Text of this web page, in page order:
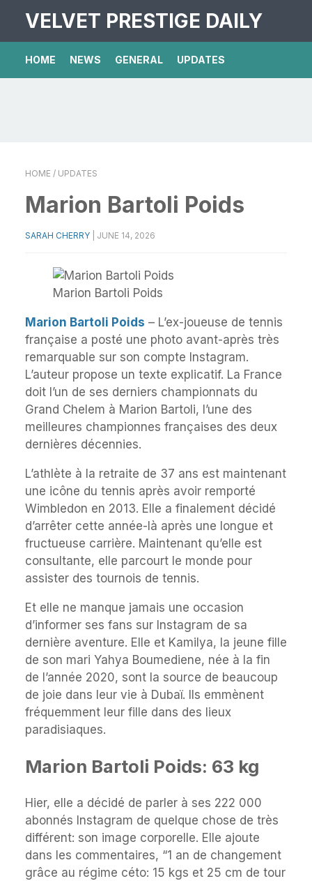
VELVET PRESTIGE DAILY
HOME NEWS GENERAL UPDATES
HOME / UPDATES
Marion Bartoli Poids
SARAH CHERRY JUNE 14, 2026
Marion Bartoli Poids
Marion Bartoli Poids – L’ex-joueuse de tennis
française a posté une photo avant-après très
remarquable sur son compte Instagram.
L’auteur propose un texte explicatif. La France
doit l’un de ses derniers championnats du
Grand Chelem à Marion Bartoli, l’une des
meilleures championnes françaises des deux
dernières décennies.
L’athlète à la retraite de 37 ans est maintenant
une icône du tennis après avoir remporté
Wimbledon en 2013. Elle a finalement décidé
d’arrêter cette année-là après une longue et
fructueuse carrière. Maintenant qu’elle est
consultante, elle parcourt le monde pour
assister des tournois de tennis.
Et elle ne manque jamais une occasion
d’informer ses fans sur Instagram de sa
dernière aventure. Elle et Kamilya, la jeune fille
de son mari Yahya Boumediene, née à la fin
de l’année 2020, sont la source de beaucoup
de joie dans leur vie à Dubaï. Ils emmènent
fréquemment leur fille dans des lieux
paradisiaques.
Marion Bartoli Poids: 63 kg
Hier, elle a décidé de parler à ses 222 000
abonnés Instagram de quelque chose de très
différent: son image corporelle. Elle ajoute
dans les commentaires, “1 an de changement
grâce au régime céto: 15 kgs et 25 cm de tour